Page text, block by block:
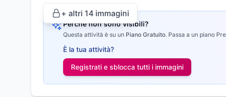
+ altri 14 immagini
Perché non sono visibili?
Questa attività è su un Piano Gratuito. Passa a un piano
È la tua attività?
Registrati e sblocca tutti i immagini